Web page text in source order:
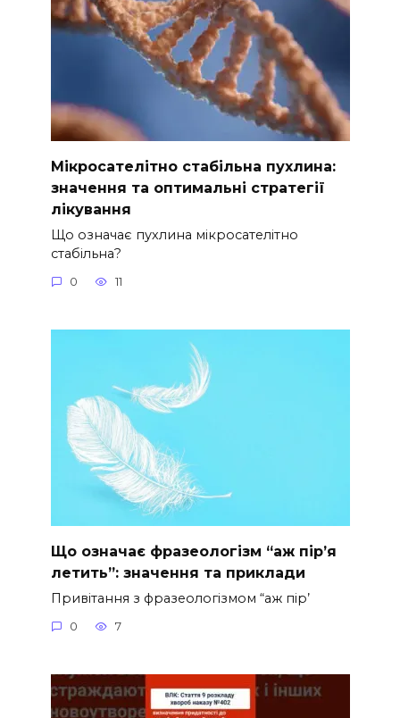
Мікросателітно стабільна пухлина:
значення та оптимальні стратегії
лікування
Що означає пухлина мікросателітно
стабільна?
0 11
Що означає фразеологізм “аж пір’я
летить”: значення та приклади
Привітання з фразеологізмом “аж пір’
0 7